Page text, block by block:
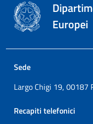
Europei
Sede
Largo Chigi 19, 00187
Recapiti telefonici